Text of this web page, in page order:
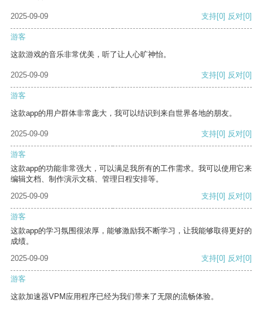
2025-09-09 支持[0] 反对[0]
游客
这款游戏的音乐非常优美，听了让人心旷神怡。
2025-09-09 支持[0] 反对[0]
游客
这款app的用户群体非常庞大，我可以结识到来自世界各地的朋友。
2025-09-09 支持[0] 反对[0]
游客
这款app的功能非常强大，可以满足我所有的工作需求。我可以使用它来
编辑文档、制作演示文稿、管理日程安排等。
2025-09-09
支持[0] 反对[0]
游客
这款app的学习氛围很浓厚，能够激励我不断学习，让我能够取得更好的
成绩。
2025-09-09
支持[0] 反对[0]
游客
这款加速器VPM应用程序已经为我们带来了无限的流畅体验。